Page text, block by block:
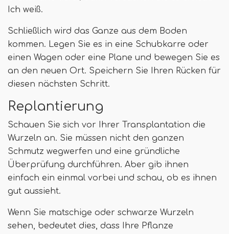
Ich weiß.
Schließlich wird das Ganze aus dem Boden
kommen. Legen Sie es in eine Schubkarre oder
einen Wagen oder eine Plane und bewegen Sie es
an den neuen Ort. Speichern Sie Ihren Rücken für
diesen nächsten Schritt.
Replantierung
Schauen Sie sich vor Ihrer Transplantation die
Wurzeln an. Sie müssen nicht den ganzen
Schmutz wegwerfen und eine gründliche
Überprüfung durchführen. Aber gib ihnen
einfach ein einmal vorbei und schau, ob es ihnen
gut aussieht.
Wenn Sie matschige oder schwarze Wurzeln
sehen, bedeutet dies, dass Ihre Pflanze